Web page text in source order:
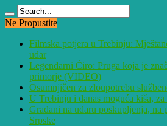
Ne Propustite
Filmska potjera u Trebinju:
udar
Legendarni Ćiro: Pruga koja je
primorje (VIDEO)
Osumnjičen za zloupotrebu
U Trebinju i danas moguća kiša,
Građani na udaru poskupljenja, na
Srpske